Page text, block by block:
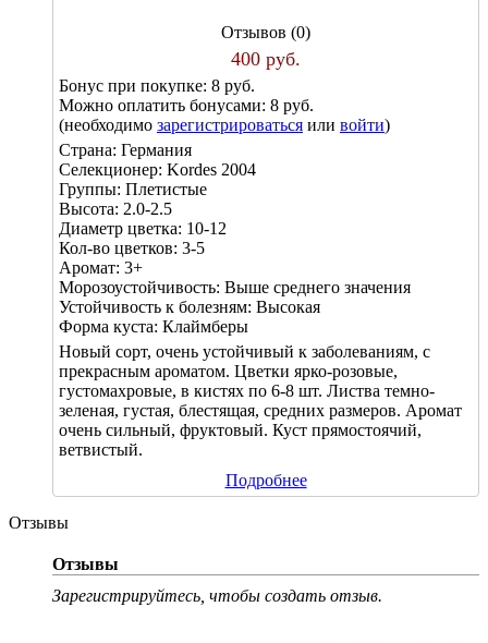
Отзывов (0)
400 руб.
Бонус при покупке: 8 руб.
Можно оплатить бонусами: 8 руб.
(необходимо зарегистрироваться или войти)
Страна: Германия
Селекционер: Kordes 2004
Группы: Плетистые
Высота: 2.0-2.5
Диаметр цветка: 10-12
Кол-во цветков: 3-5
Аромат: 3+
Морозоустойчивость: Выше среднего значения
Устойчивость к болезням: Высокая
Форма куста: Клаймберы
Новый сорт, очень устойчивый к заболеваниям, с
прекрасным ароматом. Цветки ярко-розовые,
густомахровые, в кистях по 6-8 шт. Листва темно-
зеленая, густая, блестящая, средних размеров. Аромат
очень сильный, фруктовый. Куст прямостоячий,
ветвистый.
Подробнее
Отзывы
Отзывы
Зарегистрируйтесь, чтобы создать отзыв.